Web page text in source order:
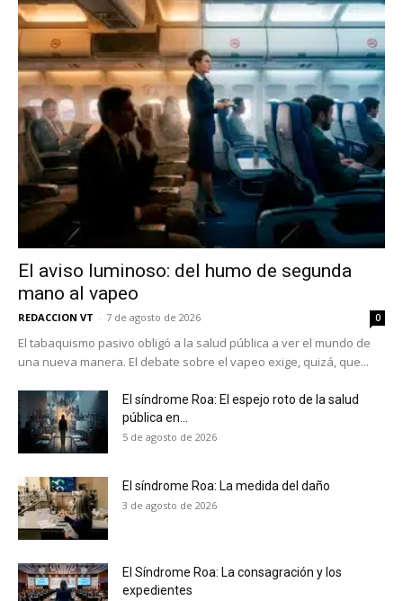
El aviso luminoso: del humo de segunda
mano al vapeo
REDACCION VT - 7 de agosto de 2026 0
El tabaquismo pasivo obligó a la salud pública a ver el mundo de
una nueva manera. El debate sobre el vapeo exige, quizá, que...
El síndrome Roa: El espejo roto de la salud
pública en...
5 de agosto de 2026
El síndrome Roa: La medida del daño
3 de agosto de 2026
El Síndrome Roa: La consagración y los
expedientes